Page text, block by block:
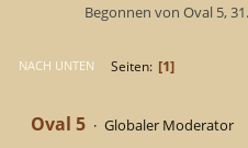
Begonnen von Oval 5,
NACH UNTEN Seiten 1
Oval 5 Globaler Moderator